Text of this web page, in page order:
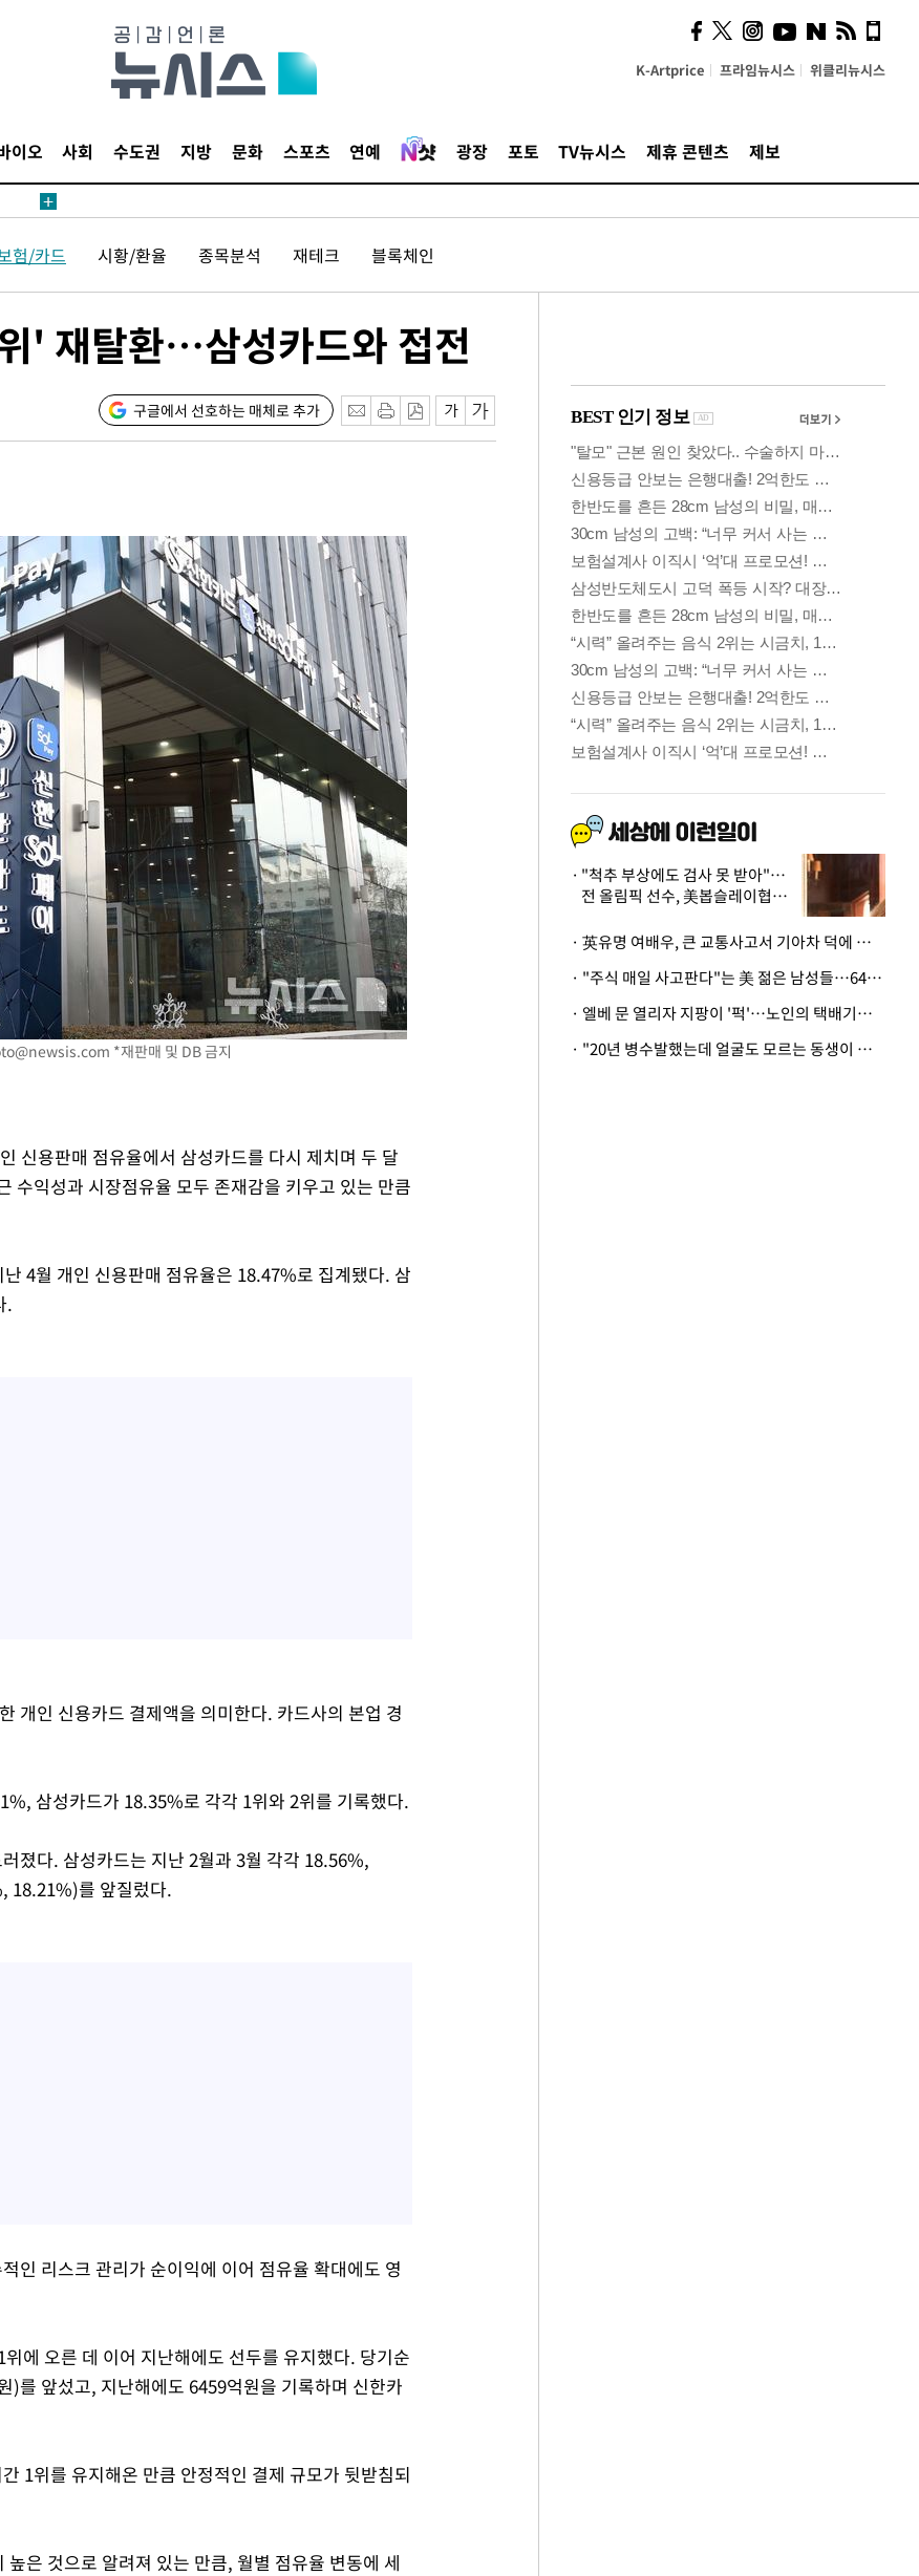
K-Artprice 프라임뉴시스 위클리뉴시스
이오 사회 수도권 지방 문화 스포츠 연예 광장 포토 TV뉴시스 제휴 콘텐츠 제보
아
송"
정
뛸
씨]
주 날
송"
험/카드 시황/환율 종목분석 재테크 블록체인
' 재탈환…삼성카드와 접전
구글에서 선호하는 매체로 추가
*재판매 및 DB 금지
신용판매 점유율에서 삼성카드를 다시 제치며 두 달
수익성과 시장점유율 모두 존재감을 키우고 있는 만큼
4월 개인 신용판매 점유율은 18.47%로 집계됐다. 삼
.
개인 신용카드 결제액을 의미한다. 카드사의 본업 경
삼성카드가 18.35%로 각각 1위와 2위를 기록했다.
졌다. 삼성카드는 지난 2월과 3월 각각 18.56%,
18.21%)를 앞질렀다.
인 리스크 관리가 순이익에 이어 점유율 확대에도 영
에 오른 데 이어 지난해에도 선두를 유지했다. 당기순
를 앞섰고, 지난해에도 6459억원을 기록하며 신한카
1위를 유지해온 만큼 안정적인 결제 규모가 뒷받침되
은 것으로 알려져 있는 만큼, 월별 점유율 변동에 세
사이 해답 찾았죠"…알을
깨고 나온 '초자아'
"척추 부상에도 검사 못 받아"…
전 올림픽 선수, 美봅슬레이협회
· 英유명 여배우, 큰 교통사고서 기아차 덕에 살았다
· "주식 매일 사고판다"는 美 젊은 남성들…64%가 "나는 인생의 패배자“
· 엘베 문 열리자 지팡이 '퍽'…노인의 택배기사 폭행 이유
· "20년 병수발했는데 얼굴도 모르는 동생이 유산 절반을"…배다른 형제 상속권 있을까